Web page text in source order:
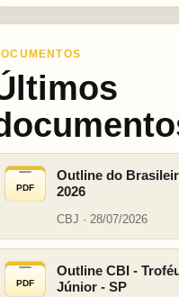
PDF
Outline do
2026
CBJ · 28/07/2026
PDF
Outline CBI -
Júnior - SP